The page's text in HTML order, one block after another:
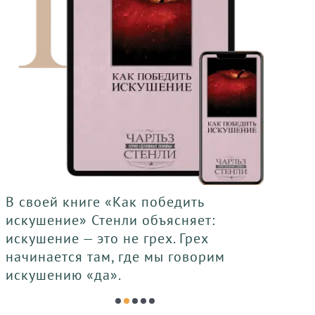
В своей книге «Как победить
искушение» Стенли объясняет:
искушение — это не грех. Грех
начинается там, где мы говорим
искушению «да».